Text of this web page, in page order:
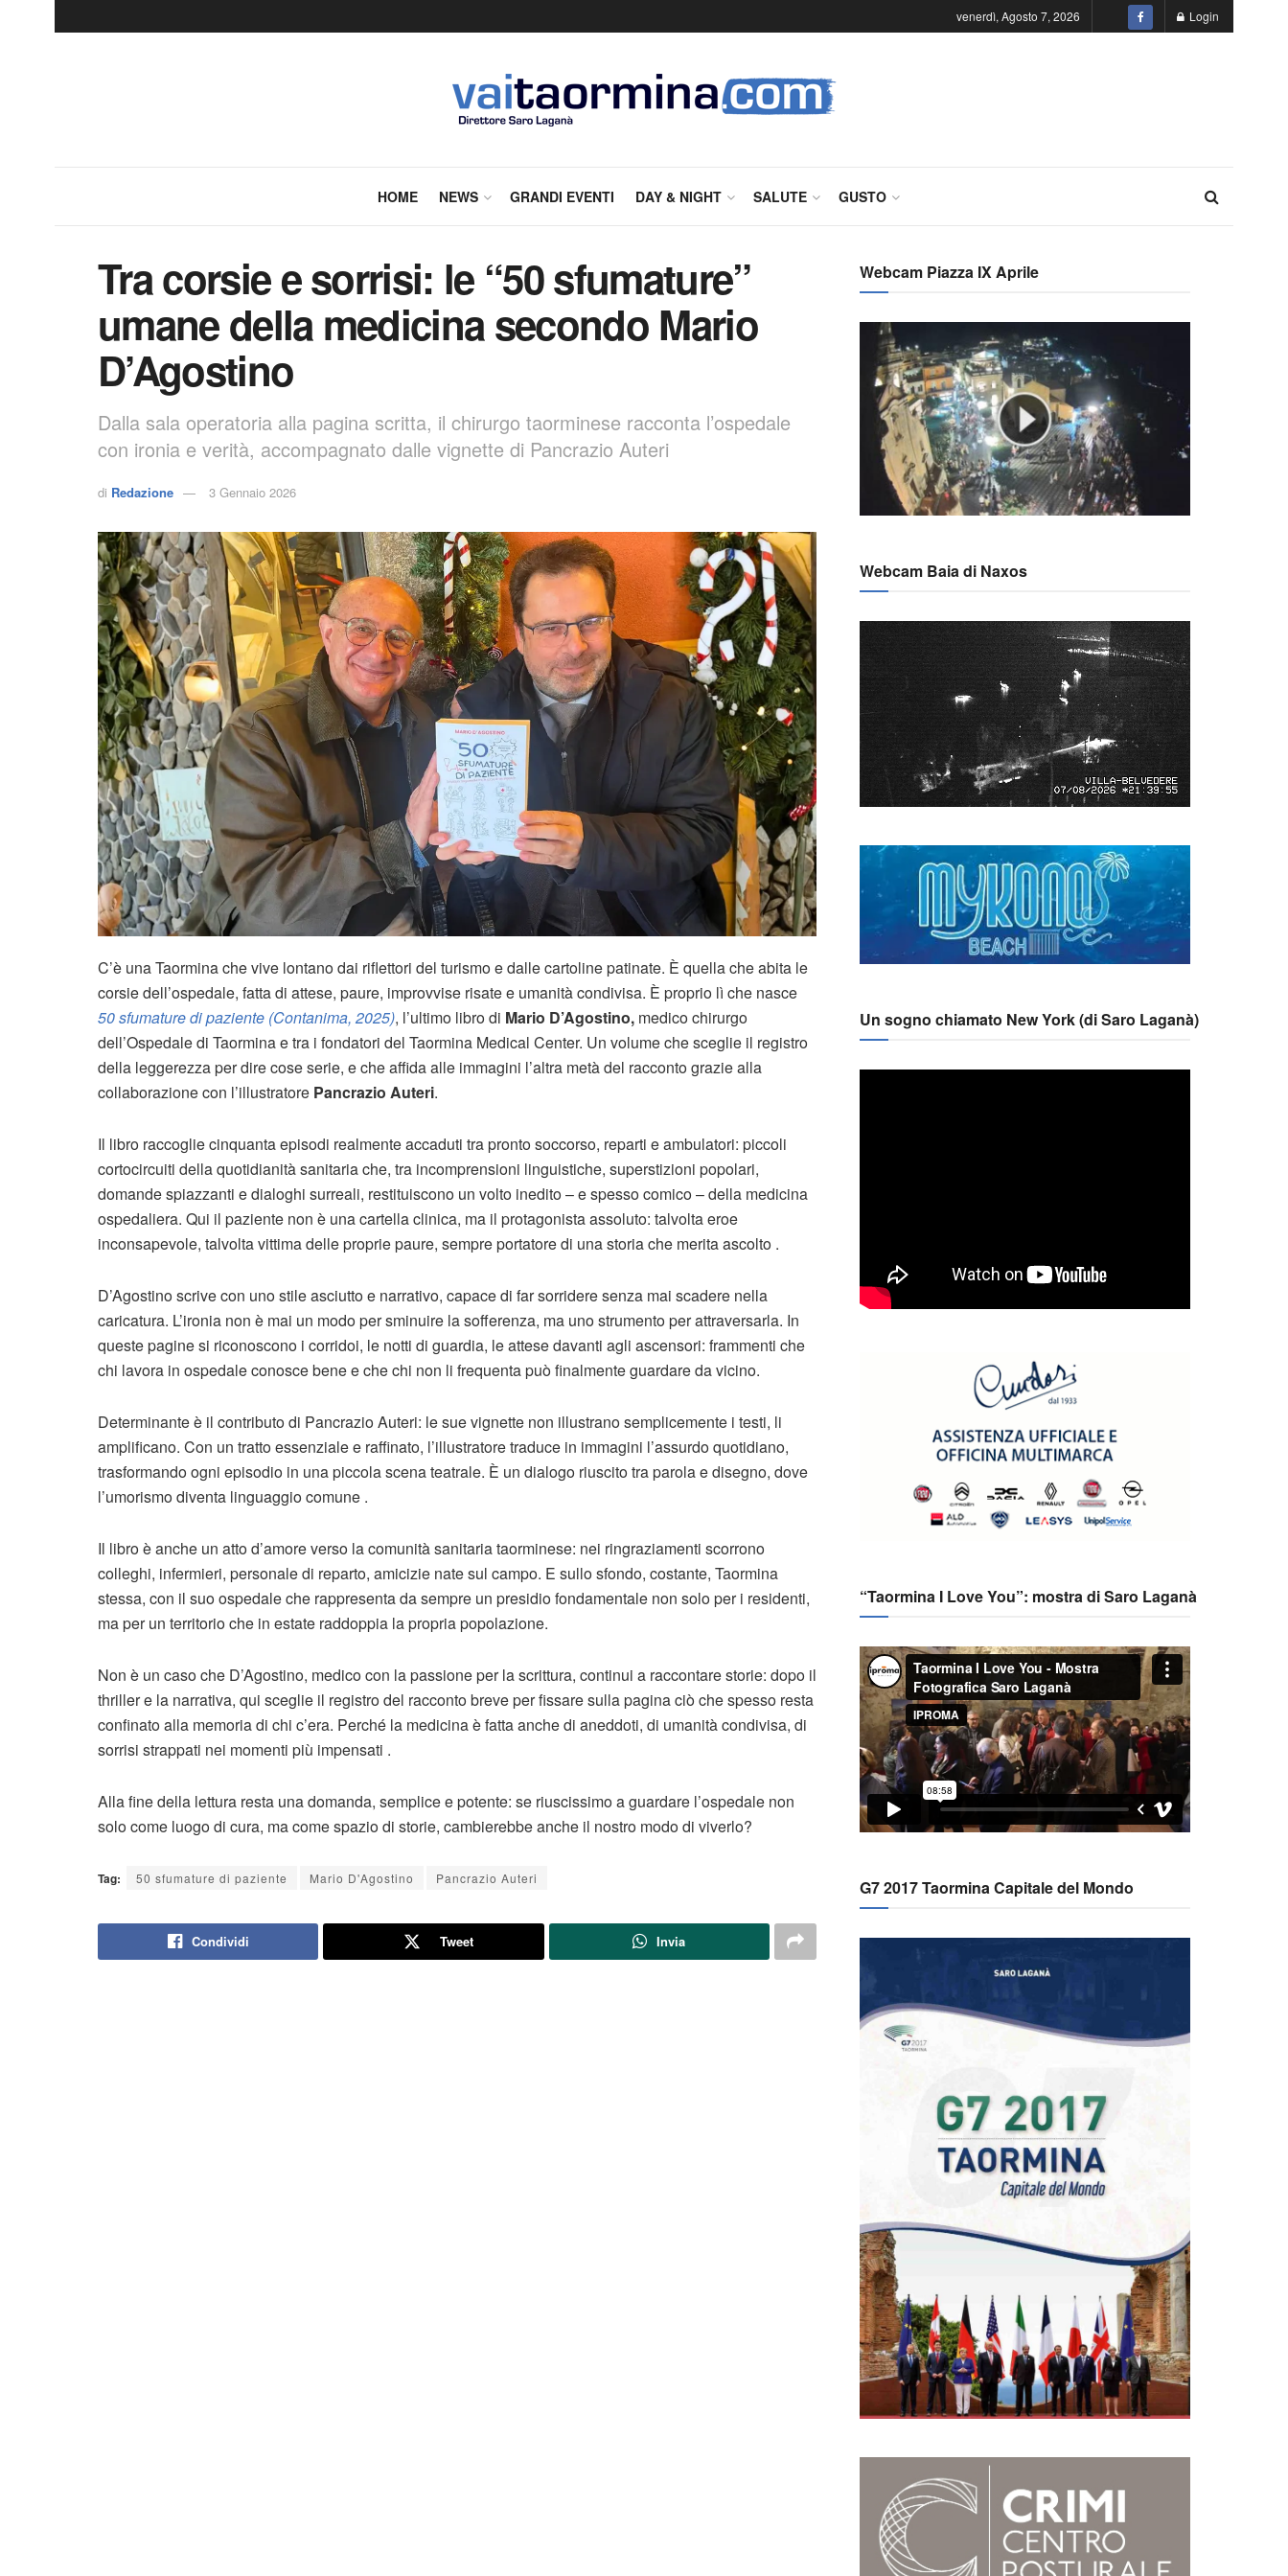
venerdì, Agosto 7, 2026 Login
HOME NEWS GRANDI EVENTI DAY & NIGHT SALUTE GUSTO
Tra corsie e sorrisi: le “50 sfumature”
umane della medicina secondo Mario
D’Agostino
Dalla sala operatoria alla pagina scritta, il chirurgo taorminese racconta l’ospedale
con ironia e verità, accompagnato dalle vignette di Pancrazio Auteri
di Redazione 3 Gennaio 2026
C’è una Taormina che vive lontano dai riflettori del turismo e dalle cartoline patinate. È quella che abita le
corsie dell’ospedale, fatta di attese, paure, improvvise risate e umanità condivisa. È proprio lì che nasce
50 sfumature di paziente (Contanima, 2025), l’ultimo libro di Mario D’Agostino, medico chirurgo
dell’Ospedale di Taormina e tra i fondatori del Taormina Medical Center. Un volume che sceglie il registro
della leggerezza per dire cose serie, e che affida alle immagini l’altra metà del racconto grazie alla
collaborazione con l’illustratore Pancrazio Auteri.
Il libro raccoglie cinquanta episodi realmente accaduti tra pronto soccorso, reparti e ambulatori: piccoli
cortocircuiti della quotidianità sanitaria che, tra incomprensioni linguistiche, superstizioni popolari,
domande spiazzanti e dialoghi surreali, restituiscono un volto inedito – e spesso comico – della medicina
ospedaliera. Qui il paziente non è una cartella clinica, ma il protagonista assoluto: talvolta eroe
inconsapevole, talvolta vittima delle proprie paure, sempre portatore di una storia che merita ascolto .
D’Agostino scrive con uno stile asciutto e narrativo, capace di far sorridere senza mai scadere nella
caricatura. L’ironia non è mai un modo per sminuire la sofferenza, ma uno strumento per attraversarla. In
queste pagine si riconoscono i corridoi, le notti di guardia, le attese davanti agli ascensori: frammenti che
chi lavora in ospedale conosce bene e che chi non li frequenta può finalmente guardare da vicino.
Determinante è il contributo di Pancrazio Auteri: le sue vignette non illustrano semplicemente i testi, li
amplificano. Con un tratto essenziale e raffinato, l’illustratore traduce in immagini l’assurdo quotidiano,
trasformando ogni episodio in una piccola scena teatrale. È un dialogo riuscito tra parola e disegno, dove
l’umorismo diventa linguaggio comune .
Il libro è anche un atto d’amore verso la comunità sanitaria taorminese: nei ringraziamenti scorrono
colleghi, infermieri, personale di reparto, amicizie nate sul campo. E sullo sfondo, costante, Taormina
stessa, con il suo ospedale che rappresenta da sempre un presidio fondamentale non solo per i residenti,
ma per un territorio che in estate raddoppia la propria popolazione.
Non è un caso che D’Agostino, medico con la passione per la scrittura, continui a raccontare storie: dopo il
thriller e la narrativa, qui sceglie il registro del racconto breve per fissare sulla pagina ciò che spesso resta
confinato alla memoria di chi c’era. Perché la medicina è fatta anche di aneddoti, di umanità condivisa, di
sorrisi strappati nei momenti più impensati .
Alla fine della lettura resta una domanda, semplice e potente: se riuscissimo a guardare l’ospedale non
solo come luogo di cura, ma come spazio di storie, cambierebbe anche il nostro modo di viverlo?
Tag: 50 sfumature di paziente Mario D'Agostino Pancrazio Auteri
Condividi Tweet Invia
Webcam Piazza IX Aprile
Webcam Baia di Naxos
Un sogno chiamato New York (di Saro Laganà)
“Taormina I Love You”: mostra di Saro Laganà
G7 2017 Taormina Capitale del Mondo